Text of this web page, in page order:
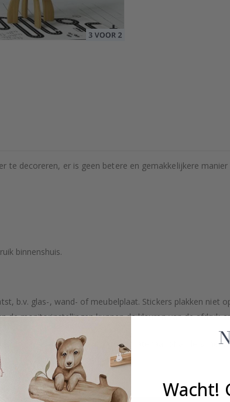
te decoreren, er is geen betere en gemakkelijkere
binnenshuis.
b.v. glas-, wand- of meubelplaat. Stickers plakken niet
de monitorinstellingen kunnen de kleuren van de afdruk
hoeveelheid, kleur, vorm, materiaal of anders,
Wacht!